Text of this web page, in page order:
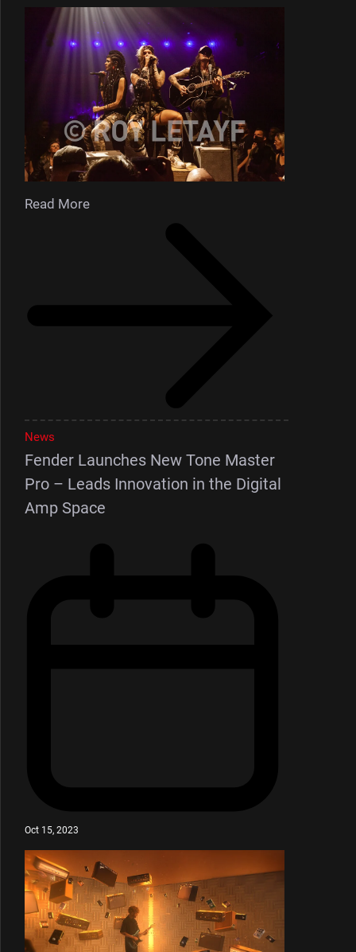
Read More
News
Fender Launches New Tone Master
Pro – Leads Innovation in the Digital
Amp Space
Oct 15, 2023